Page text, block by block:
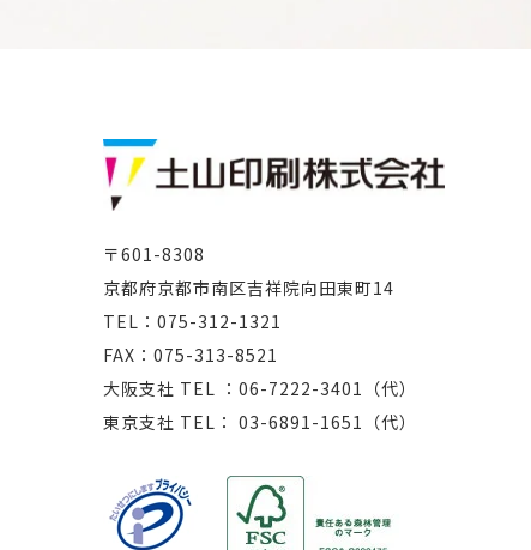
〒601-8308
京都府京都市南区吉祥院向田東町14
TEL：075-312-1321
FAX：075-313-8521
大阪支社 TEL ：06-7222-3401（代）
東京支社 TEL： 03-6891-1651（代）